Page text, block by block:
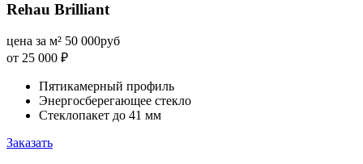
Rehau Brilliant
цена за м² 50 000руб
от 25 000 ₽
Пятикамерный профиль
Энергосберегающее стекло
Стеклопакет до 41 мм
Заказать